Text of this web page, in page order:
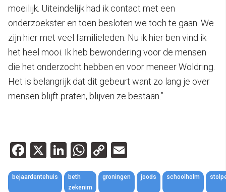
moeilijk. Uiteindelijk had ik contact met een
onderzoekster en toen besloten we toch te gaan. We
zijn hier met veel familieleden. Nu ik hier ben vind ik
het heel mooi. Ik heb bewondering voor de mensen
die het onderzocht hebben en voor meneer Woldring.
Het is belangrijk dat dit gebeurt want zo lang je over
mensen blijft praten, blijven ze bestaan.”
Facebook
X LinkedIn
WhatsApp
Copy
Link
bejaardentehuis
beth
zekenim
groningen joods schoolholm